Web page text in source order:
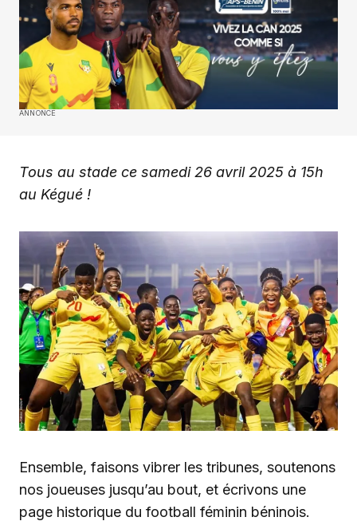
ANNONCE
Tous au stade ce samedi 26 avril 2025 à 15h
au Kégué !
Ensemble, faisons vibrer les tribunes, soutenons
nos joueuses jusqu’au bout, et écrivons une
page historique du football féminin béninois.